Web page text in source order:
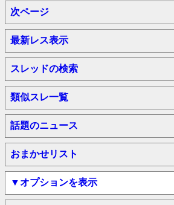
次ページ
最新レス表示
スレッドの検索
類似スレ一覧
話題のニュース
おまかせリスト
▼オプションを表示